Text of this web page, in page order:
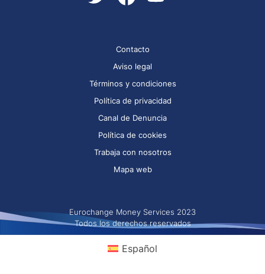
Contacto
Aviso legal
Términos y condiciones
Política de privacidad
Canal de Denuncia
Política de cookies
Trabaja con nosotros
Mapa web
Eurochange Money Services 2023
Todos los derechos reservados
Español